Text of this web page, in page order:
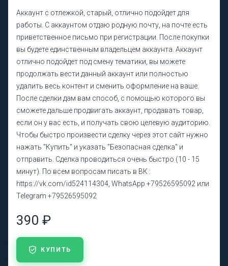
Аккаунт с отлежкой, старый, отлично подойдет для
работы. С аккаунтом отдаю родную почту, на почте есть
приветственное письмо при регистрации. После покупки
вы будете единственным владельцем аккаунта. Аккаунт
отлично подойдет под смену тематики, вы можете
продолжать вести данный аккаунт или полностью
удалить весь контент и сменить оформление на ваше.
После сделки дам вам способ, с помощью которого вы
сможете дальше продвигать аккаунт, продавать товар,
если он у вас есть, и получать свою целевую аудиторию.
Чтобы быстро произвести сделку через этот сайт нужно
нажать "Купить" и указать "Безопасная сделка" и
отправить. Сделка проводиться очень быстро (10 - 15
минут). По всем вопросам писать в ВК :
https://vk.com/id524114304, WhatsApp +79526595092 или
Telegram +79526595092
390 ₽
КУПИТЬ